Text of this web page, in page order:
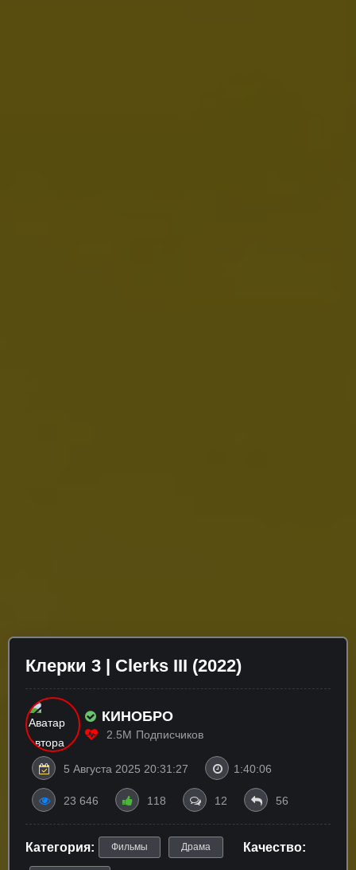
Клерки 3 | Clerks III (2022)
КИНОБРО
2.5M Подписчиков
5 Августа 2025 20:31:27 1:40:06
23 646 118 12 56
Категория: Фильмы Драма Качество: